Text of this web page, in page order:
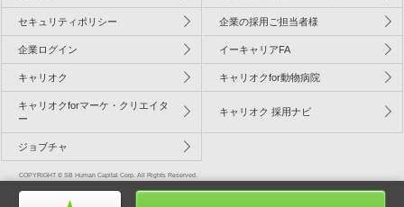
セキュリティポリシー 企業の採用ご担当者様
企業ログイン イーキャリアFA
キャリオク キャリオクfor動物病院
キャリオクforマーケ・クリエイタ
ー
キャリオク 採用ナビ
ジョブチャ
COPYRIGHT © SB Human Capital Corp. All Rights Reserved.